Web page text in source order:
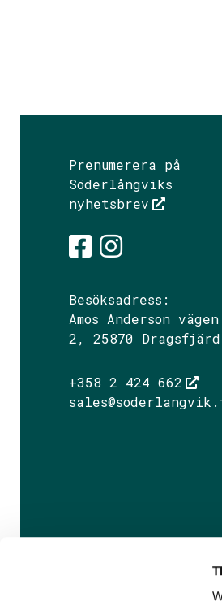
Prenumerera på
Söderlångviks
nyhetsbrev
Besöksadress:
Amos Anderson vägen
2, 25870
+358 2 424 662